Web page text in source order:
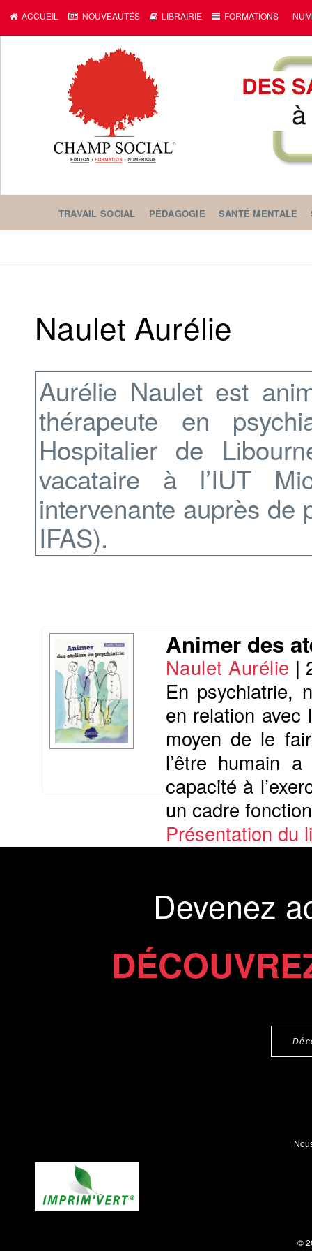
ACCUEIL NOUVEAUTÉS LIBRAIRIE FORMATIONS
TRAVAIL SOCIAL PÉDAGOGIE SANTÉ MENTALE
Naulet Aurélie
Aurélie Naulet est
thérapeute en
Hospitalier de
vacataire à l’IUT
intervenante auprès de
IFAS).
Animer des
Naulet Aurélie |
En psychiatrie,
en relation avec
moyen de le
l’être humain
capacité à
un cadre
Présentation du
Devenez
©